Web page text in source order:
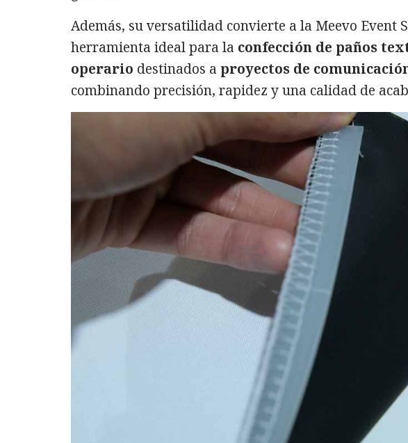
Además, su versatilidad convierte a la Meevo Event
herramienta ideal para la confección de paños
operario destinados a proyectos de
combinando precisión, rapidez y una calidad de